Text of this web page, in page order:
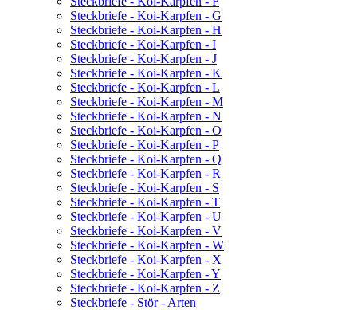
Steckbriefe - Koi-Karpfen - G
Steckbriefe - Koi-Karpfen - H
Steckbriefe - Koi-Karpfen - I
Steckbriefe - Koi-Karpfen - J
Steckbriefe - Koi-Karpfen - K
Steckbriefe - Koi-Karpfen - L
Steckbriefe - Koi-Karpfen - M
Steckbriefe - Koi-Karpfen - N
Steckbriefe - Koi-Karpfen - O
Steckbriefe - Koi-Karpfen - P
Steckbriefe - Koi-Karpfen - Q
Steckbriefe - Koi-Karpfen - R
Steckbriefe - Koi-Karpfen - S
Steckbriefe - Koi-Karpfen - T
Steckbriefe - Koi-Karpfen - U
Steckbriefe - Koi-Karpfen - V
Steckbriefe - Koi-Karpfen - W
Steckbriefe - Koi-Karpfen - X
Steckbriefe - Koi-Karpfen - Y
Steckbriefe - Koi-Karpfen - Z
Steckbriefe - Stör - Arten